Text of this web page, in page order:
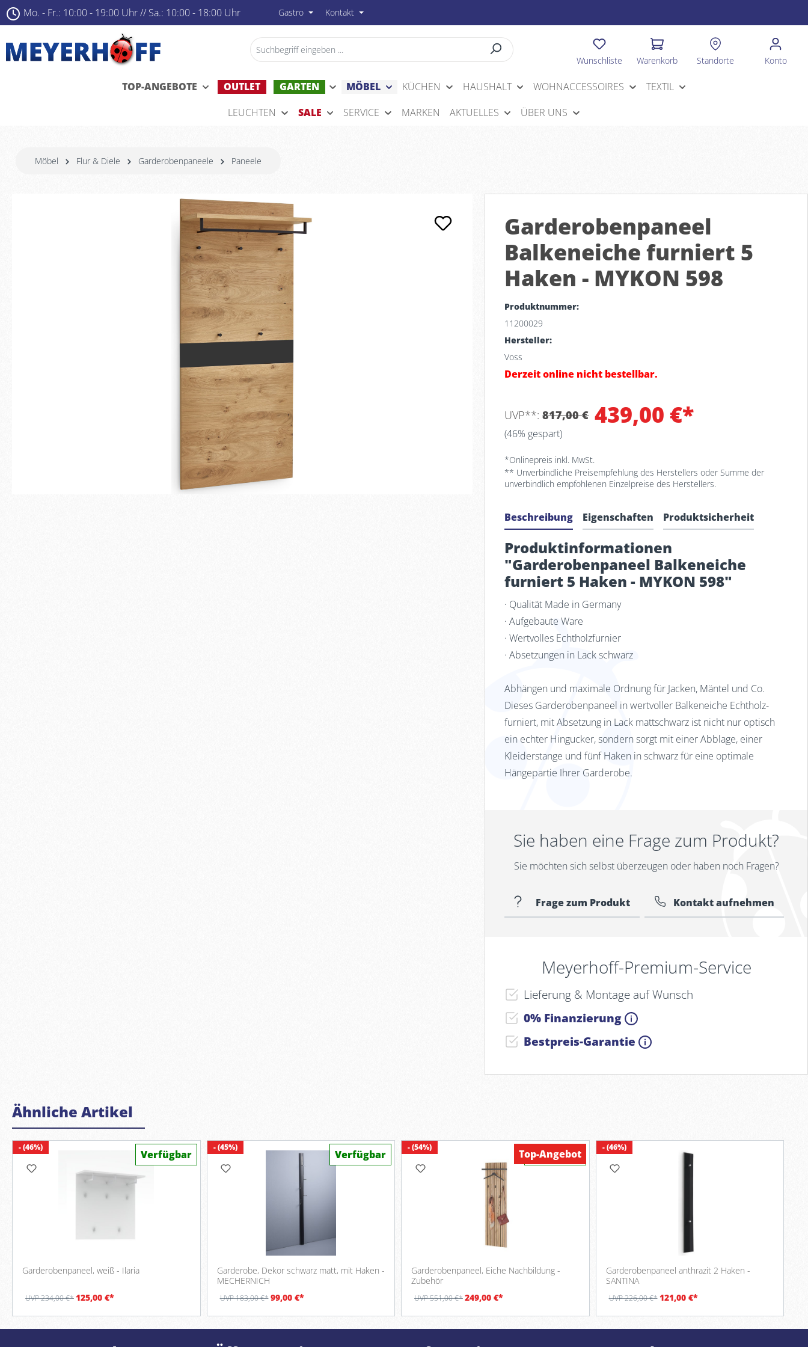
Mo. - Fr.: 10:00 - 19:00 Uhr ­// Sa.: 10:00 - 18:00 Uhr Gastro Kontakt
Wunschliste Warenkorb Standorte Konto
TOP-ANGEBOTE OUTLET GARTEN MÖBEL KÜCHEN HAUSHALT WOHNACCESSOIRES
TEXTIL
LEUCHTEN
SALE SERVICE MARKEN AKTUELLES ÜBER UNS
Möbel Flur & Diele Garderobenpaneele Paneele
Garderobenpaneel
Balkeneiche furniert 5
Haken - MYKON 598
Beschreibung Eigenschaften Produktsicherheit
Produktinformationen
"Garderobenpaneel Balkeneiche
furniert 5 Haken - MYKON 598"
· Qualität Made in Germany
· Aufgebaute Ware
· Wertvolles Echtholzfurnier
· Absetzungen in Lack schwarz
Abhängen und maximale Ordnung für Jacken, Mäntel und Co.
Dieses Garderobenpaneel in wertvoller Balkeneiche Echtholz-
furniert, mit Absetzung in Lack mattschwarz ist nicht nur optisch
ein echter Hingucker, sondern sorgt mit einer Abblage, einer
Kleiderstange und fünf Haken in schwarz für eine optimale
Hängepartie Ihrer Garderobe.
Sie haben eine Frage zum Produkt?
Sie möchten sich selbst überzeugen oder haben noch Fragen?
Frage zum Produkt Kontakt aufnehmen
Meyerhoff-Premium-Service
Lieferung & Montage auf Wunsch
0% Finanzierung
Bestpreis-Garantie
439,00 €*
UVP**:817,00 €
(46% gespart)
*Onlinepreis inkl. MwSt.
** Unverbindliche Preisempfehlung des Herstellers oder Summe der
unverbindlich empfohlenen Einzelpreise des Herstellers.
Derzeit online nicht bestellbar.
Produktnummer:
11200029
Hersteller:
Voss
Ähnliche Artikel
- (46%)
Garderobenpaneel, weiß - Ilaria
UVP 234,00 €*125,00 €*
Verfügbar
- (45%)
Garderobe, Dekor schwarz matt, mit Haken -
MECHERNICH
UVP 183,00 €* 99,00 €*
Verfügbar
- (54%)
Garderobenpaneel, Eiche Nachbildung -
Zubehör
UVP 551,00 €*249,00 €*
Verfügbar
Top-Angebot
- (46%)
Garderobenpaneel anthrazit 2 Haken -
SANTINA
UVP 226,00 €* 121,00 €*